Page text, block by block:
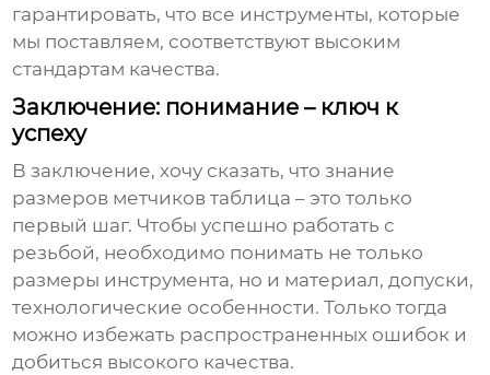
гарантировать, что все инструменты, которые
мы поставляем, соответствуют высоким
стандартам качества.
Заключение: понимание – ключ к
успеху
В заключение, хочу сказать, что знание
размеров метчиков таблица – это только
первый шаг. Чтобы успешно работать с
резьбой, необходимо понимать не только
размеры инструмента, но и материал, допуски,
технологические особенности. Только тогда
можно избежать распространенных ошибок и
добиться высокого качества.